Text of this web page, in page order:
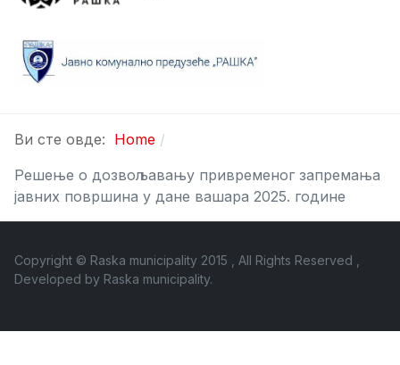
Ви сте овде: Home
Решење о дозвољавању привременог запремања
јавних површина у дане вашара 2025. године
Copyright © Raska municipality 2015 , All Rights Reserved ,
Developed by Raska municipality.